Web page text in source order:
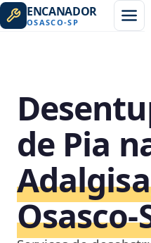
ENCANADOR
OSASCO-SP
de Pia